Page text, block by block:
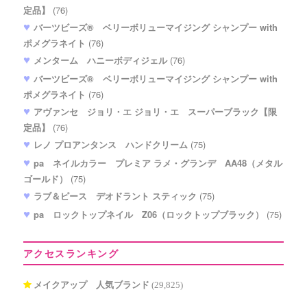
定品】
(76)
バーツビーズ® ベリーボリューマイジング シャンプー with
ポメグラネイト (76)
メンターム ハニーボディジェル(76)
バーツビーズ® ベリーボリューマイジング シャンプー with
ポメグラネイト (76)
アヴァンセ ジョリ・エ ジョリ・エ スーパーブラック【限
定品】
(76)
レノ プロアンタンス ハンドクリーム (75)
pa ネイルカラー プレミア ラメ・グランデ AA48（メタル
ゴールド）
(75)
ラブ＆ピース デオドラント スティック (75)
pa ロックトップネイル Z06（ロックトップブラック）
(75)
アクセスランキング
メイクアップ 人気ブランド (29,825)